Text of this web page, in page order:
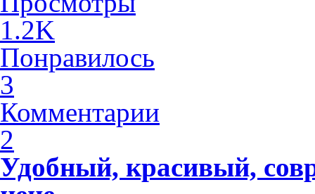
1.2K
Понравилось
3
Комментарии
2
Удобный, красивый,